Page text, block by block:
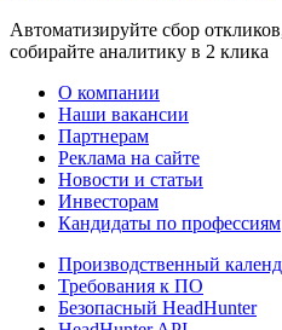
Автоматизируйте сбор
собирайте аналитику в 2 клика
О компании
Наши вакансии
Партнерам
Реклама на сайте
Новости и статьи
Инвесторам
Кандидаты по профессиям
Производственный
Требования к ПО
Безопасный HeadHunter